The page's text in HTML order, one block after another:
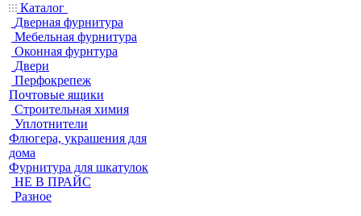
Каталог
Дверная фурнитура
Мебельная фурнитура
Оконная фурнтура
Двери
Перфокрепеж
Почтовые ящики
Строительная химия
Уплотнители
Флюгера, украшения для
дома
Фурнитура для шкатулок
НЕ В ПРАЙС
Разное